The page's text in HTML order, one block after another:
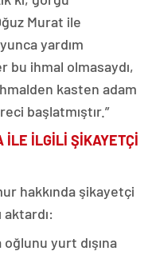
Murat ile
yardım
bu ihmal olmasaydı,
kasten adam
başlatmıştır.”
İLE İLGİLİ ŞİKAYETÇİ
hakkında şikayetçi
aktardı:
yurt dışına